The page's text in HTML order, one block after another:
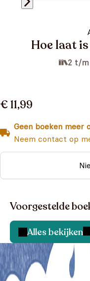
Hoe laat
2 t/m
€ 11,99
Geen boeken meer
Neem contact op
Voorgestelde
Alles bekijken